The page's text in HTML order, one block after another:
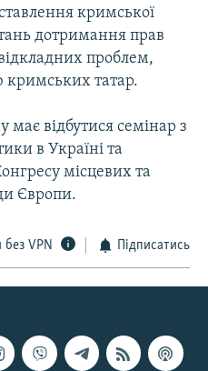
кримської
дотримання прав
проблем,
кримських татар.
має відбутися семінар з
в Україні та
місцевих та
Європи.
без VPN Підписатись